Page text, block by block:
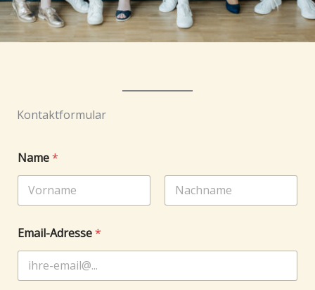
Kontaktformular
Name*
n
u
s
Email-Adresse*